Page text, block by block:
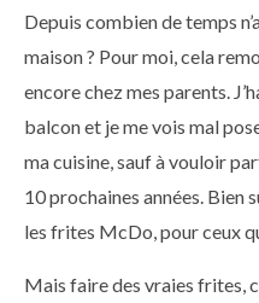
Depuis combien de temps
maison ? Pour moi, cela
encore chez mes parents.
balcon et je me vois mal
ma cuisine, sauf à vouloir
10 prochaines années. Bien
les frites McDo, pour ceux
Mais faire des vraies frites,